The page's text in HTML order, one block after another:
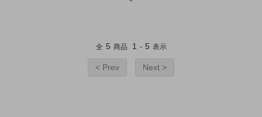
全 5 商品 1 - 5 表示
< Prev Next >